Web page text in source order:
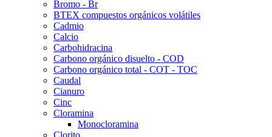
Bromo - Br
BTEX compuestos orgánicos volátiles
Cadmio
Calcio
Carbohidracina
Carbono orgánico disuelto - COD
Carbono orgánico total - COT - TOC
Caudal
Cianuro
Cinc
Cloramina
Monocloramina
Clorito